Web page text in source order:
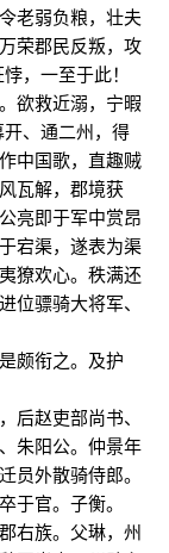
老弱负粮，壮夫
荣郡民反叛，攻
，一至于此！
欲救近溺，宁暇
、通二州，得
中国歌，直趣贼
瓦解，郡境获
亮即于军中赏昂
宕渠，遂表为渠
獠欢心。秩满还
位骠骑大将军、
颇衔之。及护
赵吏部尚书、
朱阳公。仲景年
员外散骑侍郎。
于官。子衡。
右族。父琳，州